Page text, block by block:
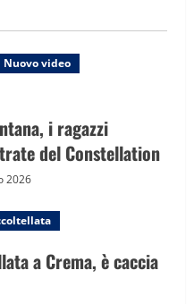
Nuovo video
i ragazzi
del Constellation
2026
a Crema, è caccia